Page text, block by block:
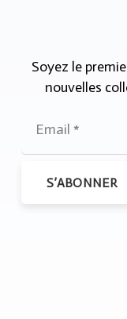
Soyez le
nouvelles
S’ABONNER